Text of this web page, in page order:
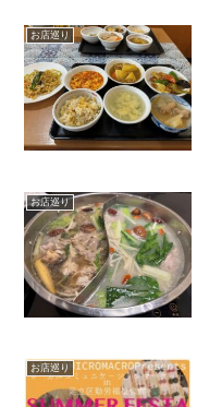
お店巡り
お店巡り
お店巡り